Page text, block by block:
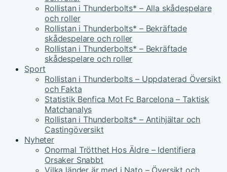
Rollistan i Thunderbolts* – Alla skådespelare
och roller
Rollistan i Thunderbolts* – Bekräftade
skådespelare och roller
Rollistan i Thunderbolts* – Bekräftade
skådespelare och roller
Sport
Rollistan i Thunderbolts – Uppdaterad Översikt
och Fakta
Statistik Benfica Mot Fc Barcelona – Taktisk
Matchanalys
Rollistan i Thunderbolts* – Antihjältar och
Castingöversikt
Nyheter
Onormal Trötthet Hos Äldre – Identifiera
Orsaker Snabbt
Vilka länder är med i Nato – Översikt och